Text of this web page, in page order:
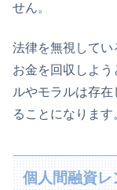
せん。
法律を無視してい
お金を回収しよ
ルやモラルは存
ることになります
個人間融資レ